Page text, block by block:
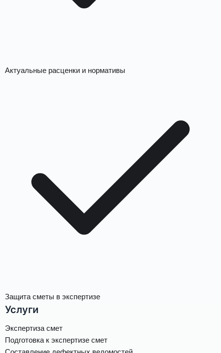
Актуальные расценки и нормативы
Защита сметы в экспертизе
Услуги
Экспертиза смет
Подготовка к экспертизе смет